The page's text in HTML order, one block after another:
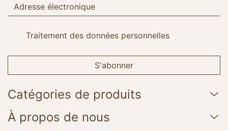
Traitement des données personnelles
S'abonner
Catégories de produits
À propos de nous